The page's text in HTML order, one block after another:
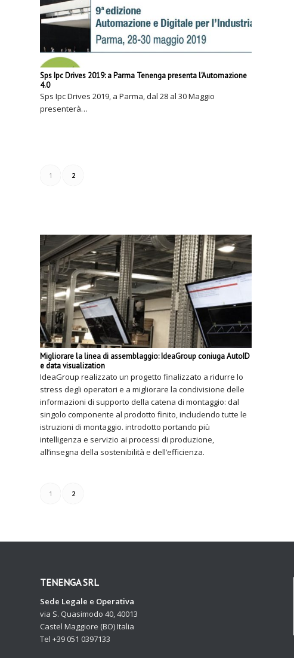
Sps Ipc Drives 2019: a Parma Tenenga presenta l'Automazione
4.0
Sps Ipc Drives 2019, a Parma, dal 28 al 30 Maggio
presenterà…
1 2
Migliorare la linea di assemblaggio: IdeaGroup coniuga AutoID
e data visualization
IdeaGroup realizzato un progetto finalizzato a ridurre lo
stress degli operatori e a migliorare la condivisione delle
informazioni di supporto della catena di montaggio: dal
singolo componente al prodotto finito, includendo tutte le
istruzioni di montaggio. introdotto portando più
intelligenza e servizio ai processi di produzione,
all’insegna della sostenibilità e dell’efficienza.
1 2
TENENGA SRL
Sede Legale e Operativa
via S. Quasimodo 40, 40013
Castel Maggiore (BO) Italia
Tel +39 051 0397133